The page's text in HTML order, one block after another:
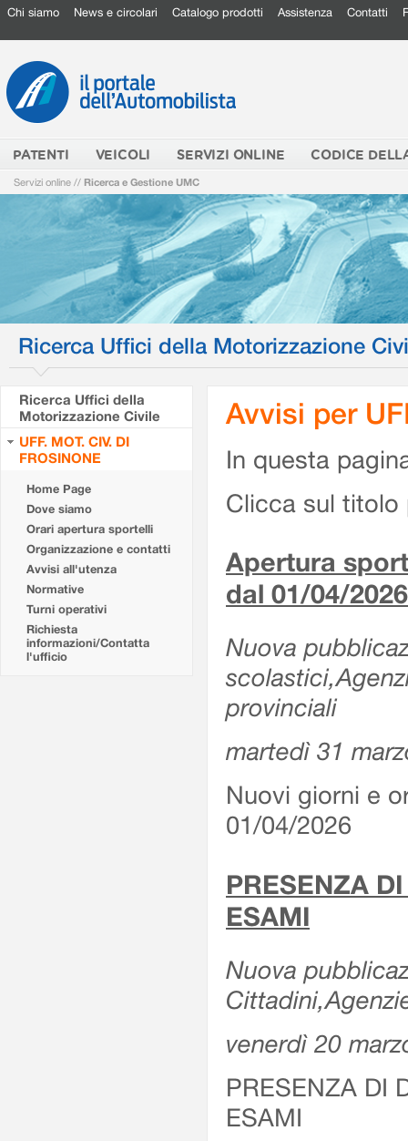
Chi siamo News e circolari Catalogo prodotti Assistenza Contatti
PATENTI VEICOLI SERVIZI ONLINE CODICE
Servizi online // Ricerca e Gestione UMC
Ricerca Uffici della Motorizzazione
Ricerca Uffici della
Motorizzazione Civile
UFF. MOT. CIV. DI
FROSINONE
Home Page
Dove siamo
Orari apertura sportelli
Organizzazione e contatti
Avvisi all'utenza
Normative
Turni operativi
Richiesta
informazioni/Contatta
l'ufficio
Avvisi per
In questa
Clicca sul titolo
Apertura
dal 01/04/2026
Nuova
provinciali
martedì 31
Nuovi giorni e
01/04/2026
PRESENZA
ESAMI
Nuova
venerdì 20
PRESENZA DI
ESAMI